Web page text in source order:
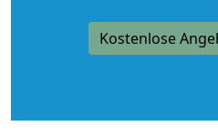
Kostenlose